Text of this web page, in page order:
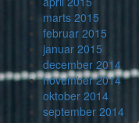
marts 2015
februar 2015
januar 2015
december 2014
november 2014
oktober 2014
september 2014